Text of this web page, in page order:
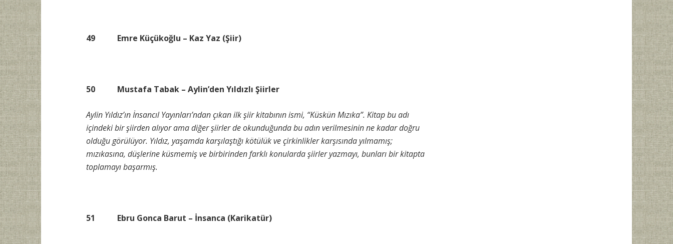
49 Emre Küçükoğlu – Kaz Yaz (Şiir)
50 Mustafa Tabak – Aylin’den Yıldızlı Şiirler
Aylin Yıldız’ın İnsancıl Yayınları’ndan çıkan ilk şiir kitabının ismi, “Küskün Mızıka”. Kitap bu adı
içindeki bir şiirden alıyor ama diğer şiirler de okunduğunda bu adın verilmesinin ne kadar doğru
olduğu görülüyor. Yıldız, yaşamda karşılaştığı kötülük ve çirkinlikler karşısında yılmamış;
mızıkasına, düşlerine küsmemiş ve birbirinden farklı konularda şiirler yazmayı, bunları bir kitapta
toplamayı başarmış.
51 Ebru Gonca Barut – İnsanca (Karikatür)